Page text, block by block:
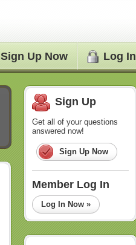
Sign Up Now Log In
Sign Up
Get all of your questions
answered now!
Sign Up Now
Member Log In
Log In Now »